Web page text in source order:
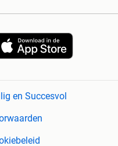
en Succesvol